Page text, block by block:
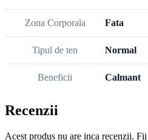
Zona Corporala Fata
Tipul de ten Normal
Beneficii Calmant
Recenzii
Acest produs nu are inca recenzii.